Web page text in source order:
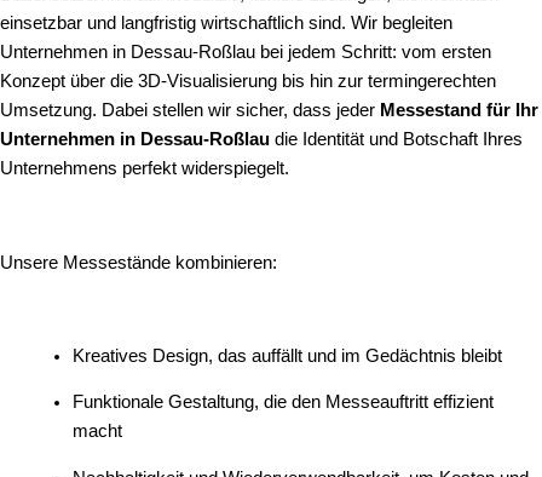
einsetzbar und langfristig wirtschaftlich sind. Wir begleiten
Unternehmen in Dessau-Roßlau bei jedem Schritt: vom ersten
Konzept über die 3D-Visualisierung bis hin zur termingerechten
Umsetzung. Dabei stellen wir sicher, dass jeder Messestand für Ihr
Unternehmen in Dessau-Roßlau die Identität und Botschaft Ihres
Unternehmens perfekt widerspiegelt.
Unsere Messestände kombinieren:
Kreatives Design, das auffällt und im Gedächtnis bleibt
Funktionale Gestaltung, die den Messeauftritt effizient
macht